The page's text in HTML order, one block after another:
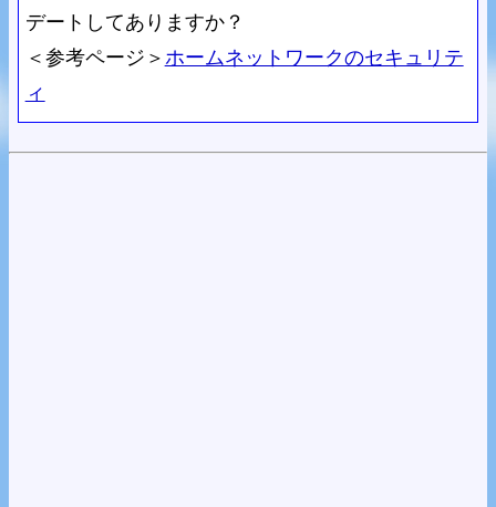
デートしてありますか？
＜参考ページ＞ ホームネットワークのセキュリテ
ィ